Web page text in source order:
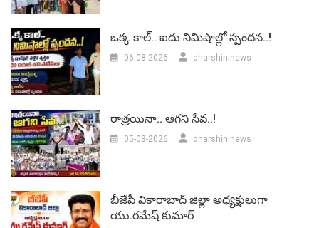
ఒక్క కాల్.. ఐదు నిమిషాల్లో స్పందన..!
06-08-2026 dharshininews
రాత్రయినా.. ఆగని సేవ..!
05-08-2026 dharshininews
బీజేపీ వికారాబాద్‌ జిల్లా అధ్యక్షులుగా
యు.రమేష్‌ కుమార్